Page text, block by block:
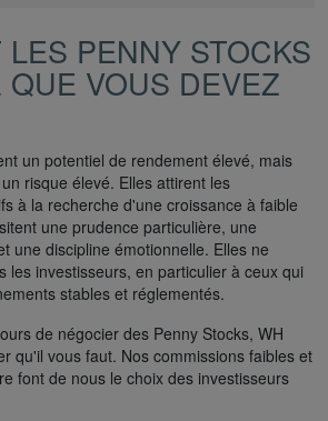
PENNY STOCKS
VOUS DEVEZ
un potentiel de rendement élevé, mais
risque élevé. Elles attirent les
à la recherche d'une croissance à faible
une prudence particulière, une
une discipline émotionnelle. Elles ne
les investisseurs, en particulier à ceux qui
stables et réglementés.
de négocier des Penny Stocks, WH
qu'il vous faut. Nos commissions faibles et
font de nous le choix des investisseurs